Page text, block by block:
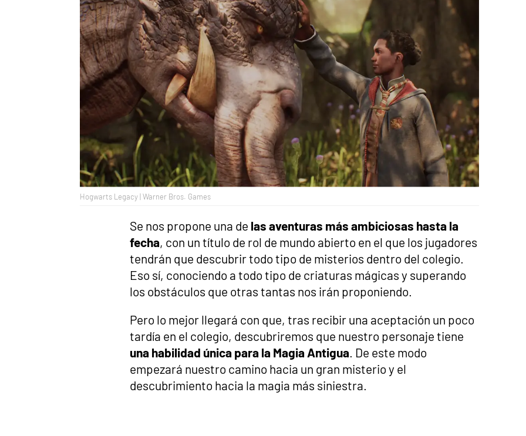
Hogwarts Legacy | Warner Bros. Games
Se nos propone una de las aventuras más ambiciosas hasta la
fecha, con un título de rol de mundo abierto en el que los jugadores
tendrán que descubrir todo tipo de misterios dentro del colegio.
Eso sí, conociendo a todo tipo de criaturas mágicas y superando
los obstáculos que otras tantas nos irán proponiendo.
Pero lo mejor llegará con que, tras recibir una aceptación un poco
tardía en el colegio, descubriremos que nuestro personaje tiene
una habilidad única para la Magia Antigua. De este modo
empezará nuestro camino hacia un gran misterio y el
descubrimiento hacia la magia más siniestra.